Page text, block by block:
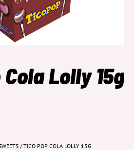
Lolly 15g
/ TICO POP COLA LOLLY 15G